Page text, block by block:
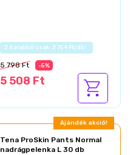
Az akció részletei
5 798 Ft -5%
5 508 Ft
Ajándék akció!
Tena ProSkin Pants Normal
nadrágpelenka L 30 db